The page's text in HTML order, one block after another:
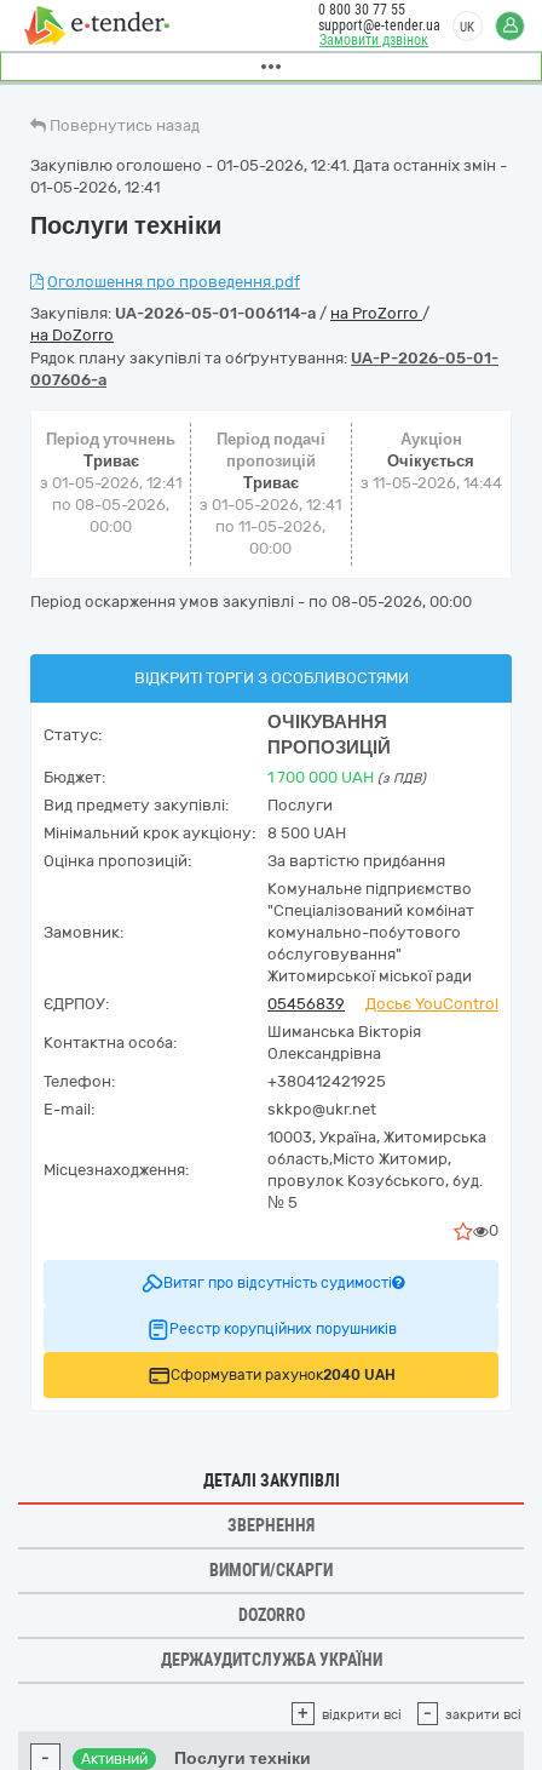
Замовити дзвінок
0 800 30 77 55
support@e-tender.ua
UK
Повернутись назад
Закупівлю оголошено - 01-05-2026, 12:41. Дата останніх змін -
01-05-2026, 12:41
Послуги техніки
Оголошення про проведення.pdf
Закупівля: UA-2026-05-01-006114-a / на ProZorro /
на DoZorro
Рядок плану закупівлі та обґрунтування: UA-P-2026-05-01-
007606-a
Період уточнень
Триває
з 01-05-2026, 12:41
по 08-05-2026,
00:00
Період подачі
пропозицій
Триває
з 01-05-2026, 12:41
по 11-05-2026,
00:00
Аукціон
Очікується
з 11-05-2026, 14:44
Період оскарження умов закупівлі - по 08-05-2026, 00:00
ВІДКРИТІ ТОРГИ З ОСОБЛИВОСТЯМИ
Статус:
ОЧІКУВАННЯ
ПРОПОЗИЦІЙ
Бюджет: 1 700 000 UAH (з ПДВ)
Вид предмету закупівлі:
Послуги
Мінімальний крок аукціону:
8 500 UAH
Оцінка пропозицій:
За вартістю придбання
Замовник:
Комунальне підприємство
"Спеціалізований комбінат
комунально-побутового
обслуговування"
Житомирської міської ради
ЄДРПОУ:
05456839 Досьє YouControl
Контактна особа:
Шиманська Вікторія
Олександрівна
Телефон:
+380412421925
E-mail:
skkpo@ukr.net
Місцезнаходження:
10003, Україна, Житомирська
область,Місто Житомир,
провулок Козубського, буд.
№ 5
0
Витяг про відсутність судимості
Реєстр корупційних порушників
Сформувати рахунок2040 UAH
ДЕТАЛІ ЗАКУПІВЛІ
ЗВЕРНЕННЯ
ВИМОГИ/СКАРГИ
DOZORRO
ДЕРЖАУДИТСЛУЖБА УКРАЇНИ
+ відкрити всі - закрити всі
- Активний Послуги техніки